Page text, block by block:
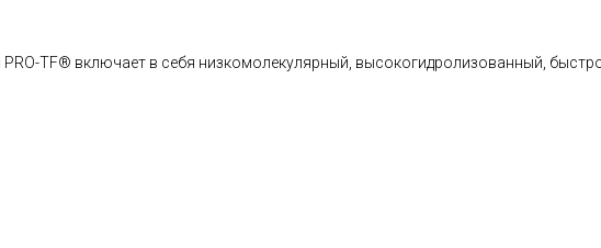
TF® включает в себя низкомолекулярный, высокогидролизованный,